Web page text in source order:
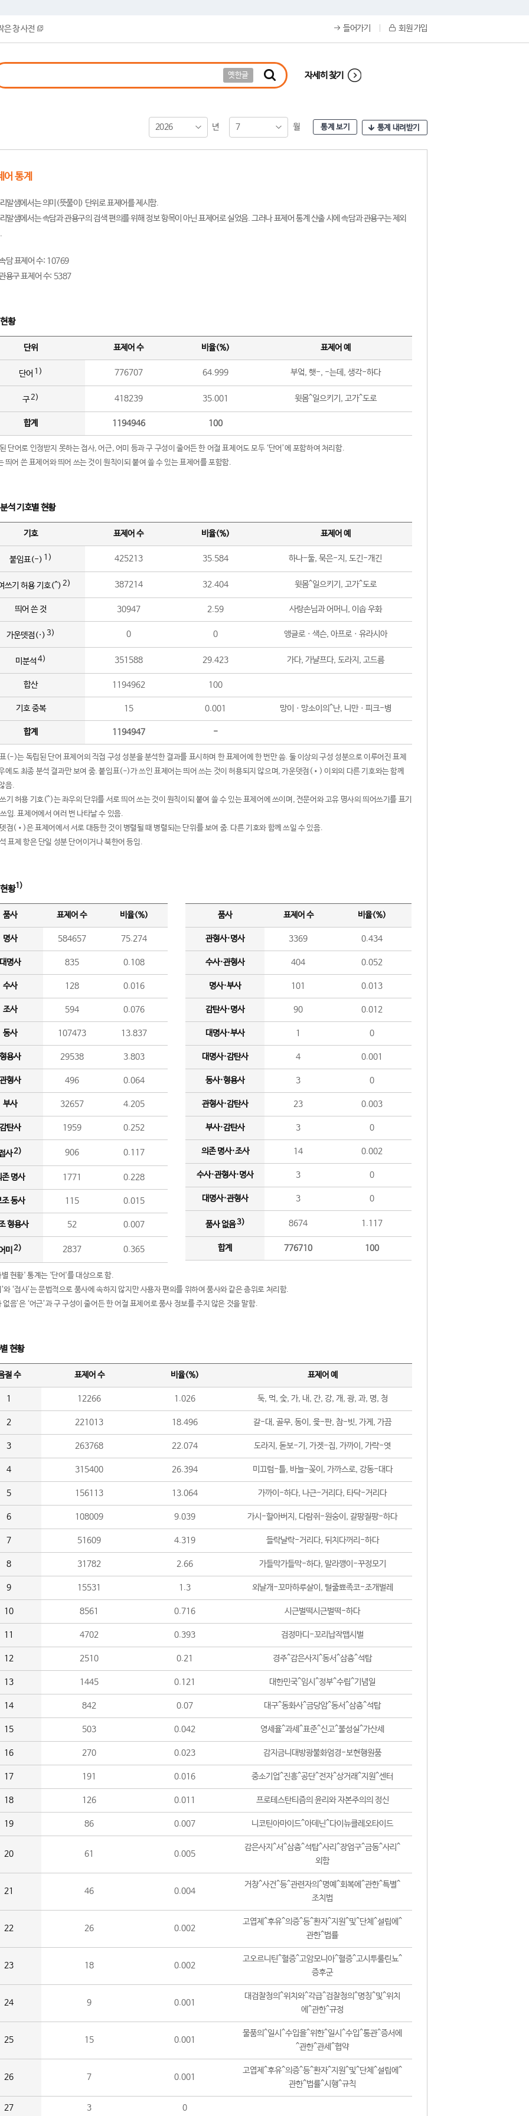
은 창 사전 들어가기 회원 가입
옛한글 자세히 찾기
2026 년 7 월 통계 보기 통계 내려받기
어 통계
말샘에서는 의미(뜻풀이) 단위로 표제어를 제시함.
말샘에서는 속담과 관용구의 검색 편의를 위해 정보 항목이 아닌 표제어로 실었음. 그러나 표제어 통계 산출 시에 속담과 관용구는 제외
담 표제어 수: 10769
용구 표제어 수: 5387
황
단위 표제어 수 비율(%) 표제어 예
단어 1) 776707 64.999 부엌, 햇-, -는데, 생각-하다
구2) 418239 35.001 윗몸^일으키기, 고가^도로
합계 1194946 100
단어로 인정받지 못하는 접사, 어근, 어미 등과 구 구성이 줄어든 한 어절 표제어도 모두 ‘단어’에 포함하여 처리함.
띄어 쓴 표제어와 띄어 쓰는 것이 원칙이되 붙여 쓸 수 있는 표제어를 포함함.
석 기호별 현황
기호 표제어 수 비율(%) 표제어 예
붙임표(-) 1) 425213 35.584 하나-둘, 묵은-지, 도긴-개긴
쓰기 허용 기호(^) 2) 387214 32.404 윗몸^일으키기, 고가^도로
띄어 쓴 것 30947 2.59 사랑손님과 어머니, 이솝 우화
가운뎃점(·) 3) 0 0 앵글로ㆍ색슨, 아프로ㆍ유라시아
미분석 4) 351588 29.423 가다, 가냘프다, 도라지, 고드름
합산 1194962 100
기호 중복 15 0.001 망이ㆍ망소이의^난, 니만ㆍ피크-병
합계 1194947 -
(-)는 독립된 단어 표제어의 직접 구성 성분을 분석한 결과를 표시하며 한 표제어에 한 번만 씀. 둘 이상의 구성 성분으로 이루어진 표제
에도 최종 분석 결과만 보여 줌. 붙임표(-)가 쓰인 표제어는 띄어 쓰는 것이 허용되지 않으며, 가운뎃점(•) 이외의 다른 기호와는 함께
음.
기 허용 기호(^)는 좌우의 단위를 서로 띄어 쓰는 것이 원칙이되 붙여 쓸 수 있는 표제어에 쓰이며, 전문어와 고유 명사의 띄어쓰기를 표기
임. 표제어에서 여러 번 나타날 수 있음.
점(•)은 표제어에서 서로 대등한 것이 병렬될 때 병렬되는 단위를 보여 줌. 다른 기호와 함께 쓰일 수 있음.
표제 항은 단일 성분 단어이거나 북한어 등임.
황1)
품사 표제어 수 비율(%)
명사 584657 75.274
명사 835 0.108
수사 128 0.016
조사 594 0.076
동사 107473 13.837
용사 29538 3.803
형사 496 0.064
부사 32657 4.205
탄사 1959 0.252
사2) 906 0.117
존 명사 1771 0.228
조 동사 115 0.015
형용사 52 0.007
미 2) 2837 0.365
품사 표제어 수 비율(%)
관형사·명사 3369 0.434
수사·관형사 404 0.052
명사·부사 101 0.013
감탄사·명사 90 0.012
대명사·부사 1 0
대명사·감탄사 4 0.001
동사·형용사 3 0
관형사·감탄사 23 0.003
부사·감탄사 3 0
의존 명사·조사 14 0.002
수사·관형사·명사 3 0
대명사·관형사 3 0
품사 없음3) 8674 1.117
합계 776710 100
현황' 통계는 '단어'를 대상으로 함.
와 ‘접사’는 문법적으로 품사에 속하지 않지만 사용자 편의를 위하여 품사와 같은 층위로 처리함.
없음’은 ‘어근’과 구 구성이 줄어든 한 어절 표제어로 품사 정보를 주지 않은 것을 말함.
현황
절 수 표제어 수 비율(%) 표제어 예
1 12266 1.026 둑, 먹, 숯, 가, 내, 간, 강, 개, 광, 과, 명, 청
2 221013 18.496 갈-대, 골무, 동이, 윷-판, 참-빗, 가게, 가끔
3 263768 22.074 도라지, 돋보-기, 가겟-집, 가까이, 가락-엿
4 315400 26.394 미끄럼-틀, 바늘-꽂이, 가까스로, 강동-대다
5 156113 13.064 가까이-하다, 나근-거리다, 타닥-거리다
6 108009 9.039 가시-할아버지, 다람쥐-원숭이, 갈팡질팡-하다
7 51609 4.319 들락날락-거리다, 뒤치다꺼리-하다
8 31782 2.66 가들막가들막-하다, 말라깽이-꾸정모기
9 15531 1.3 외날개-꼬마하루살이, 털줄뾰족코-조개벌레
10 8561 0.716 시근벌떡시근벌떡-하다
11 4702 0.393 검정마디-꼬리납작맵시벌
12 2510 0.21 경주^감은사지^동서^삼층^석탑
13 1445 0.121 대한민국^임시^정부^수립^기념일
14 842 0.07 대구^동화사^금당암^동서^삼층^석탑
15 503 0.042 영세율^과세^표준^신고^불성실^가산세
16 270 0.023 감지금니대방광불화엄경-보현행원품
17 191 0.016 중소기업^진흥^공단^전자^상거래^지원^센터
18 126 0.011 프로테스탄티즘의 윤리와 자본주의의 정신
19 86 0.007 니코틴아마이드^아데닌^다이뉴클레오타이드
20 61 0.005
감은사지^서^삼층^석탑^사리^장엄구^금동^사리^
외함
21 46 0.004
거창^사건^등^관련자의^명예^회복에^관한^특별^
조치법
22 26 0.002
고엽제^후유^의증^등^환자^지원^및^단체^설립에^
관한^법률
23 18 0.002
고오르니틴^혈증^고암모니아^혈증^고시투룰린뇨^
증후군
24 9 0.001
대검찰청의^위치와^각급^검찰청의^명칭^및^위치
에^관한^규정
25 15 0.001
물품의^일시^수입을^위한^일시^수입^통관^증서에
^관한^관세^협약
26 7 0.001
고엽제^후유^의증^등^환자^지원^및^단체^설립에^
관한^법률^시행^규칙
27 3 0